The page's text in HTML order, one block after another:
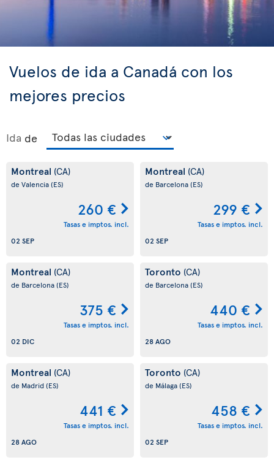
Vuelos de ida a Canadá con los
mejores precios
Ida de
Montreal (CA)
de Valencia(ES)
260 €
Tasas e imptos. incl.
02 SEP
Montreal (CA)
de Barcelona(ES)
299 €
Tasas e imptos. incl.
02 SEP
Montreal (CA)
de Barcelona(ES)
375 €
Tasas e imptos. incl.
02 DIC
Toronto (CA)
de Barcelona(ES)
440 €
Tasas e imptos. incl.
28 AGO
Montreal (CA)
de Madrid(ES)
441 €
Tasas e imptos. incl.
28 AGO
Toronto (CA)
de Málaga(ES)
458 €
Tasas e imptos. incl.
02 SEP